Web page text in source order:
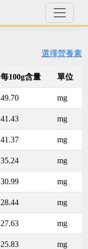
選擇營養素
每100g含量 單位
49.70 mg
41.43 mg
41.37 mg
35.24 mg
30.99 mg
28.44 mg
27.63 mg
25.83 mg